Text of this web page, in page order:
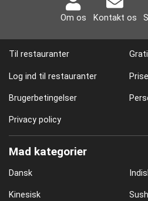
Om os Kontakt os
Til restauranter
Log ind til restauranter
Brugerbetingelser
Privacy policy
Mad kategorier
Dansk
Kinesisk